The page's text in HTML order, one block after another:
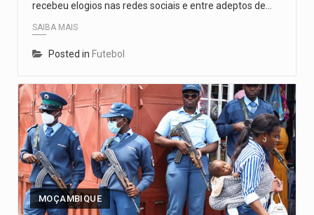
recebeu elogios nas redes sociais e entre adeptos de…
SAIBA MAIS
Posted in Futebol
MOÇAMBIQUE